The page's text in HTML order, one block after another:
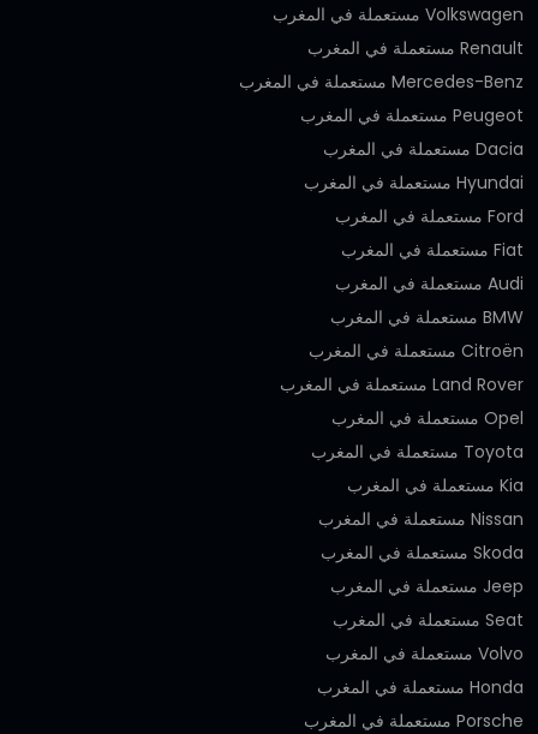
Volkswagen مستعملة في المغرب
Renault مستعملة في المغرب
Mercedes-Benz مستعملة في المغرب
Peugeot مستعملة في المغرب
Dacia مستعملة في المغرب
Hyundai مستعملة في المغرب
Ford مستعملة في المغرب
Fiat مستعملة في المغرب
Audi مستعملة في المغرب
BMW مستعملة في المغرب
Citroën مستعملة في المغرب
Land Rover مستعملة في المغرب
Opel مستعملة في المغرب
Toyota مستعملة في المغرب
Kia مستعملة في المغرب
Nissan مستعملة في المغرب
Skoda مستعملة في المغرب
Jeep مستعملة في المغرب
Seat مستعملة في المغرب
Volvo مستعملة في المغرب
Honda مستعملة في المغرب
Porsche مستعملة في المغرب